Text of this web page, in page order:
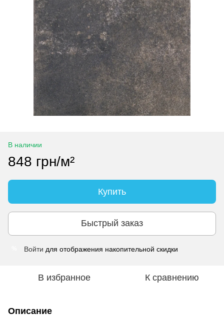
В наличии
848 грн/м²
Купить
Быстрый заказ
Войти для отображения накопительной скидки
В избранное К сравнению
Описание